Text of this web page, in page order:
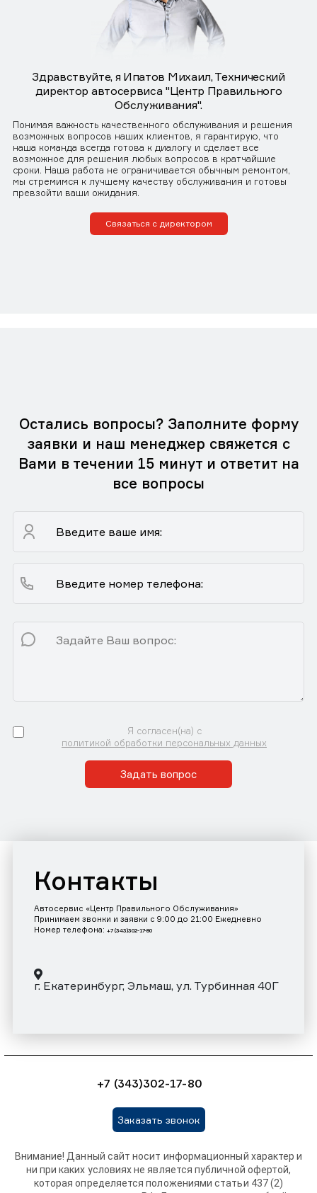
Здравствуйте, я Ипатов Михаил, Технический
директор автосервиса "Центр Правильного
Обслуживания".
Понимая важность качественного обслуживания и решения
возможных вопросов наших клиентов, я гарантирую, что
наша команда всегда готова к диалогу и сделает все
возможное для решения любых вопросов в кратчайшие
сроки. Наша работа не ограничивается обычным ремонтом,
мы стремимся к лучшему качеству обслуживания и готовы
превзойти ваши ожидания.
Связаться с директором
Остались вопросы? Заполните форму
заявки и наш менеджер свяжется с
Вами в течении 15 минут и ответит на
все вопросы
Я согласен(на) с
политикой обработки персональных данных
Задать вопрос
Контакты
Автосервис «Центр Правильного Обслуживания»
Принимаем звонки и заявки с 9:00 до 21:00 Ежедневно
Номер телефона: +7 (343)302-17-80
г. Екатеринбург, Эльмаш, ул. Турбинная 40Г
+7 (343)302-17-80
Заказать звонок
Внимание! Данный сайт носит информационный характер и
ни при каких условиях не является публичной офертой,
которая определяется положениями статьи 437 (2)